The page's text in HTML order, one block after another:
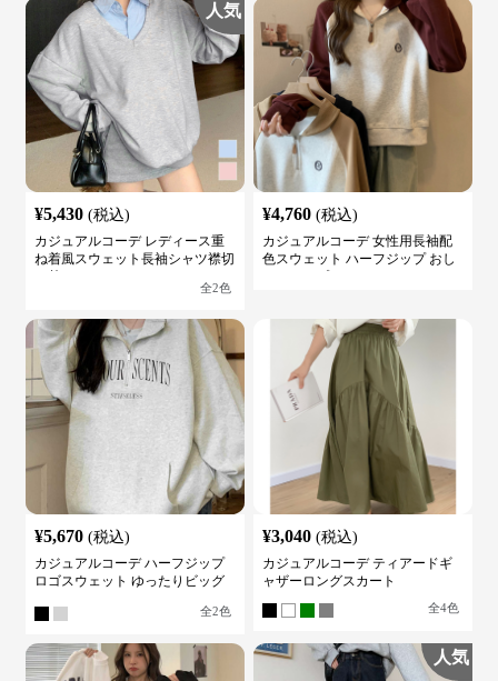
人気
¥5,430 (税込)
カジュアルコーデ レディース重
ね着風スウェット長袖シャツ襟切
全2色
¥4,760 (税込)
カジュアルコーデ 女性用長袖配
色スウェット ハーフジップ おし
¥5,670 (税込)
カジュアルコーデ ハーフジップ
ロゴスウェット ゆったりビッグ
全2色
¥3,040 (税込)
カジュアルコーデ ティアードギ
ャザーロングスカート
全4色
人気